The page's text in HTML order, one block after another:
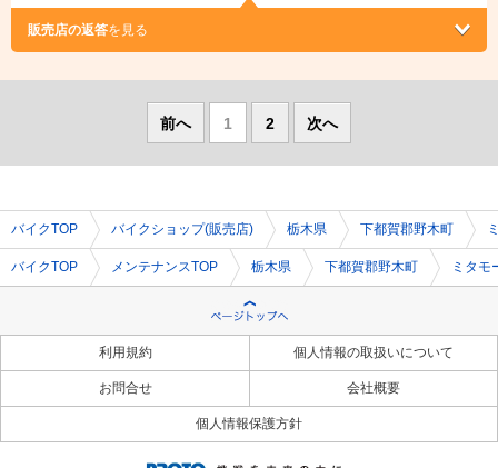
販売店の返答を見る
前へ 1 2 次へ
バイクTOP バイクショップ(販売店) 栃木県 下都賀郡野木町
バイクTOP メンテナンスTOP 栃木県 下都賀郡野木町 ミタ
利用規約 個人情報の取扱いについて
お問合せ 会社概要
個人情報保護方針